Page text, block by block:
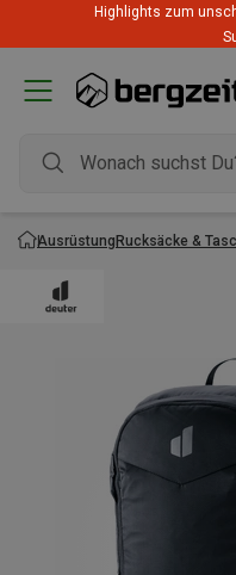
Highlights zum
AusrüstungRucksäcke &